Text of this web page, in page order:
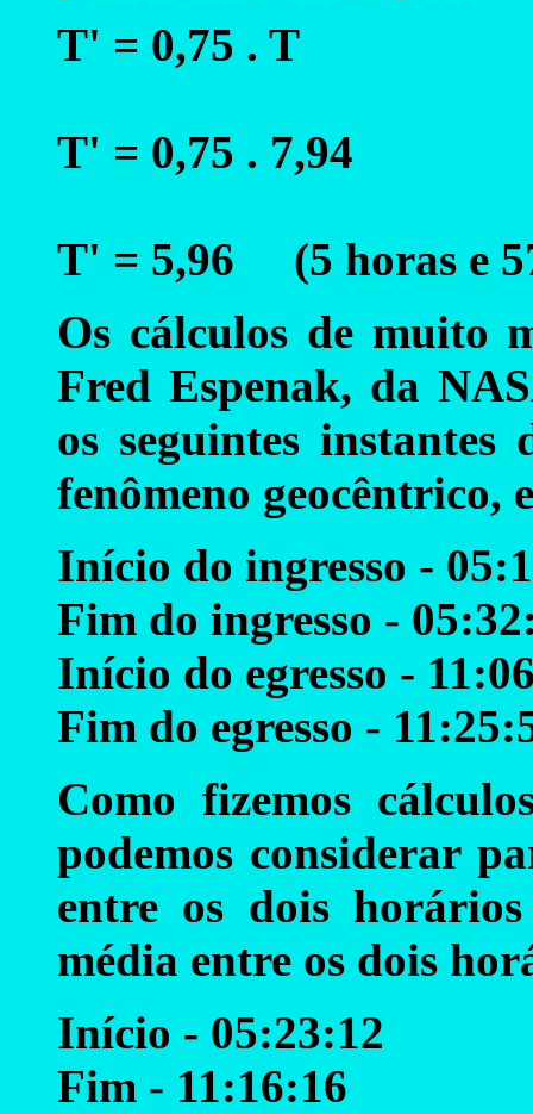
T' = 0,75 . T
T' = 0,75 . 7,94
T' = 5,96 (5 horas e
Os cálculos de muito
Fred Espenak, da
os seguintes
fenômeno geocêntrico,
Início do ingresso -
Fim do ingresso -
Início do egresso -
Fim do egresso -
Como fizemos
podemos considerar
entre os dois
média entre os dois
Início - 05:23:12
Fim - 11:16:16